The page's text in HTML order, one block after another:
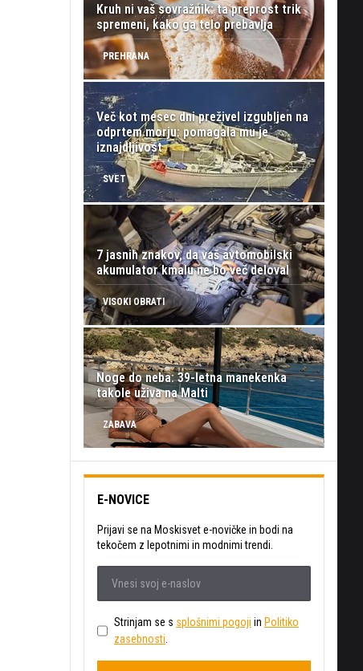
Kruh ni vaš sovražnik: ta preprost trik
spremeni, kako ga telo prebavlja
PREHRANA
Več kot mesec dni preživel izgubljen na
odprtem morju: pomagala mu je
iznajdljivost
SVET
7 jasnih znakov, da vaš avtomobilski
akumulator kmalu ne bo več deloval
VISOKI OBRATI
Noge do neba: 39-letna manekenka
takole uživa na Malti
ZABAVA
E-NOVICE
Prijavi se na Moskisvet e-novičke in bodi na
tekočem z lepotnimi in modnimi trendi.
Strinjam se s splošnimi pogoji in Politiko
zasebnosti